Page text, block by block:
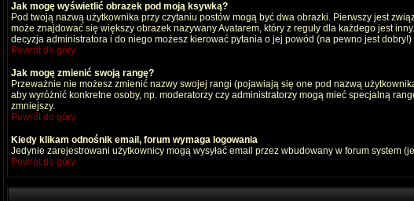
Jak mogę wyświetlić obrazek pod moją ksywką?
Pod twoją nazwą użytkownika przy czytaniu postów mogą być dwa obrazki. Pierwszy jest
może znajdować się większy obrazek nazywany Avatarem, który z reguły dla każdego jest
decyzja administratora i do niego możesz kierować pytania o jej powód (na pewno jest dobry!)
Powrót do góry
Jak mogę zmienić swoją rangę?
Przeważnie nie możesz zmienić nazwy swojej rangi (pojawiają się one pod nazwą
aby wyróżnić konkretne osoby, np. moderatorzy czy administratorzy mogą mieć specjalną
zmniejszy.
Powrót do góry
Kiedy klikam odnośnik email, forum wymaga logowania
Jedynie zarejestrowani użytkownicy mogą wysyłać email przez wbudowany w forum system
Powrót do góry